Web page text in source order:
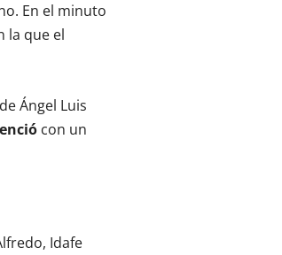
En el minuto
la que el
Ángel Luis
con un
Idafe